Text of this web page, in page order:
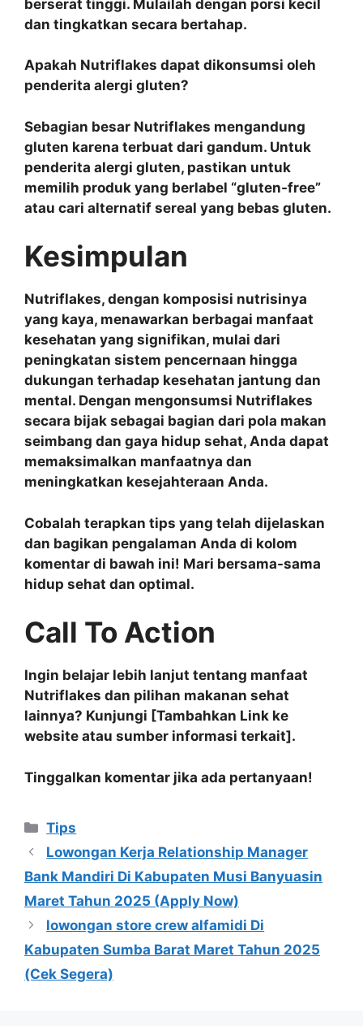
berserat tinggi. Mulailah dengan porsi kecil
dan tingkatkan secara bertahap.
Apakah Nutriflakes dapat dikonsumsi oleh
penderita alergi gluten?
Sebagian besar Nutriflakes mengandung
gluten karena terbuat dari gandum. Untuk
penderita alergi gluten, pastikan untuk
memilih produk yang berlabel “gluten-free”
atau cari alternatif sereal yang bebas gluten.
Kesimpulan
Nutriflakes, dengan komposisi nutrisinya
yang kaya, menawarkan berbagai manfaat
kesehatan yang signifikan, mulai dari
peningkatan sistem pencernaan hingga
dukungan terhadap kesehatan jantung dan
mental. Dengan mengonsumsi Nutriflakes
secara bijak sebagai bagian dari pola makan
seimbang dan gaya hidup sehat, Anda dapat
memaksimalkan manfaatnya dan
meningkatkan kesejahteraan Anda.
Cobalah terapkan tips yang telah dijelaskan
dan bagikan pengalaman Anda di kolom
komentar di bawah ini! Mari bersama-sama
hidup sehat dan optimal.
Call To Action
Ingin belajar lebih lanjut tentang manfaat
Nutriflakes dan pilihan makanan sehat
lainnya? Kunjungi [Tambahkan Link ke
website atau sumber informasi terkait].
Tinggalkan komentar jika ada pertanyaan!
Kategori
Tips
Lowongan Kerja Relationship Manager
Bank Mandiri Di Kabupaten Musi Banyuasin
Maret Tahun 2025 (Apply Now)
lowongan store crew alfamidi Di
Kabupaten Sumba Barat Maret Tahun 2025
(Cek Segera)